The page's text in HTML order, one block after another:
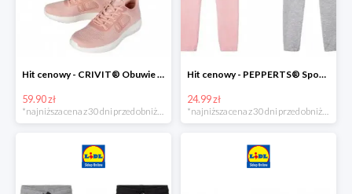
Hit cenowy - CRIVIT® Obuwie dziewczęce sportowe i na co dzień, 1 para
59.90 zł
Hit cenowy - PEPPERTS® Spodnie dresowe dziewczęce, 1 para
24.99 zł